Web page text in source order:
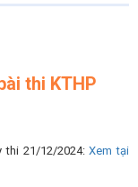
thi KTHP
thi 21/12/2024:Xem tại